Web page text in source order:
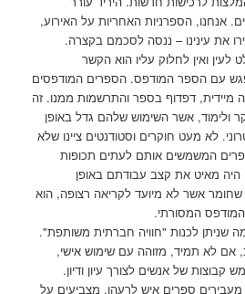
אנחנו, הספרניות האחריות על האירוע,
את עינינו – ננסה לסכמם בקצרה.
ואין לחלוק עליו הוא הקשר
עם הספר המודפס. הספרים המודפסים
מיידית, דפדוף בספר והתרשמות ממנו. זה
ולימוד, אשר השימוש שלהם גדל באופן
לא מעט חוקרים וסטודנטים ציינו שלא
המשמשים אותם לעתים תכופות
היה מאיט את קצב עבודתם באופן
אשר לא מיועד לקריאה רצופה, הוא
המסורתי.
שניתן לכנות "חוויה חברתית משותפת".
אם לא תמיד, מזוהה עם שימוש אישי,
קבוצות של אנשים לצורך עיון ודיון.
מעבירים ספרים איש לרעהו, מצביעים על